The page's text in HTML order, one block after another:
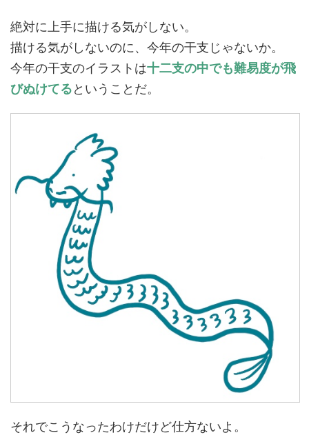
絶対に上手に描ける気がしない。
描ける気がしないのに、今年の干支じゃないか。
今年の干支のイラストは十二支の中でも難易度が飛
びぬけてるということだ。
それでこうなったわけだけど仕方ないよ。